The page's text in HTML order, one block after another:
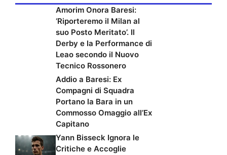
Amorim Onora Baresi:
‘Riporteremo il Milan al
suo Posto Meritato’. Il
Derby e la Performance di
Leao secondo il Nuovo
Tecnico Rossonero
Addio a Baresi: Ex
Compagni di Squadra
Portano la Bara in un
Commosso Omaggio all’Ex
Capitano
Yann Bisseck Ignora le
Critiche e Accoglie